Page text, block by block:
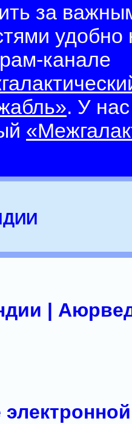
за
канале
. У
|